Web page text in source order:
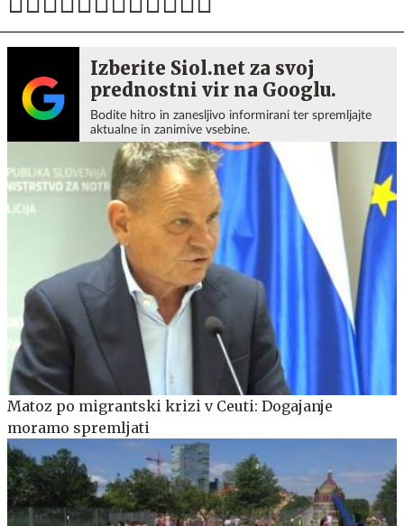
Izberite Siol.net za svoj
prednostni vir na Googlu.
Bodite hitro in zanesljivo informirani ter spremljajte
aktualne in zanimive vsebine.
Matoz po migrantski krizi v Ceuti: Dogajanje
moramo spremljati